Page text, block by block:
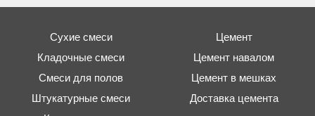
Сухие смеси
Кладочные смеси
Смеси для полов
Штукатурные смеси
Цемент
Цемент навалом
Цемент в мешках
Доставка цемента